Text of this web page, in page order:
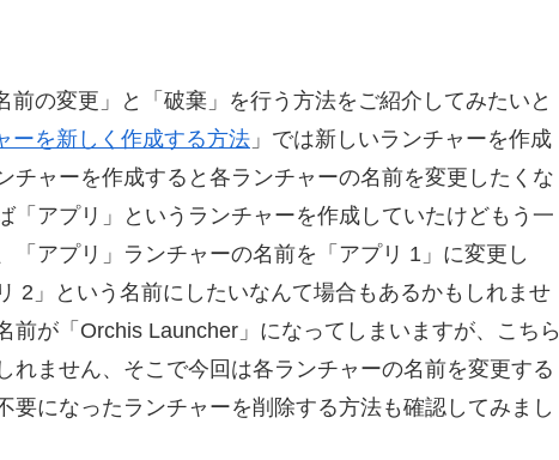
の変更」と「破棄」を行う方法をご紹介してみたいと
ーを新しく作成する方法 」では新しいランチャーを作成
チャーを作成すると各ランチャーの名前を変更したくな
「アプリ」というランチャーを作成していたけどもう一
「アプリ」ランチャーの名前を「アプリ 1」に変更し
2」という名前にしたいなんて場合もあるかもしれませ
前が「Orchis Launcher」になってしまいますが、こちら
れません、そこで今回は各ランチャーの名前を変更する
要になったランチャーを削除する方法も確認してみまし